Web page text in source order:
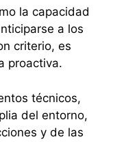
la capacidad
a los
criterio, es
proactiva.
técnicos,
del entorno,
y de las